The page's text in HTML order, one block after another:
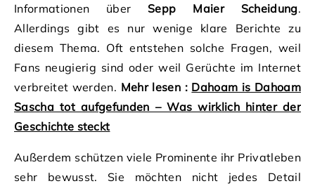
Informationen überSepp Maier Scheidung.
Allerdings gibt es nur wenige klare Berichte zu
diesem Thema. Oft entstehen solche Fragen, weil
Fans neugierig sind oder weil Gerüchte im Internet
verbreitet werden. Mehr lesen : Dahoam is Dahoam
Sascha tot aufgefunden – Was wirklich hinter der
Geschichte steckt
Außerdem schützen viele Prominente ihr Privatleben
sehr bewusst. Sie möchten nicht jedes Detail